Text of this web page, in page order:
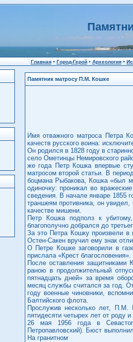
Главная• Город-Герой• Археология•
Памятник матросу П.М. Кошке
Имя отважного матроса Петра
качеств русского воина:
Он родился в 1828 году в
село Ометинцы Немировского
же года Петр Кошка впервые
матросом второй статьи. В
боцмана Рыбакова, Кошка «был
одиночку: проникал во
сведения. В начале январе 1855
траншеям противника, он
качестве мишени.
Петр Кошка подполз к
благополучно добрался до
За это Петра Кошку произвели в
Остен-Сакен вручил ему знак
О Петре Кошке заговорили в
прислала «Крест благословения».
После оставления защитниками
раною в продолжительный
пятнадцать дней» за время
месяц службы считался за год.
году военные чиновники,
Балтийского флота.
Прослужив несколько лет,
пятидесяти четырех лет от роду
26 мая 1956 года в
Петропавловский). Бюст
На гранитном